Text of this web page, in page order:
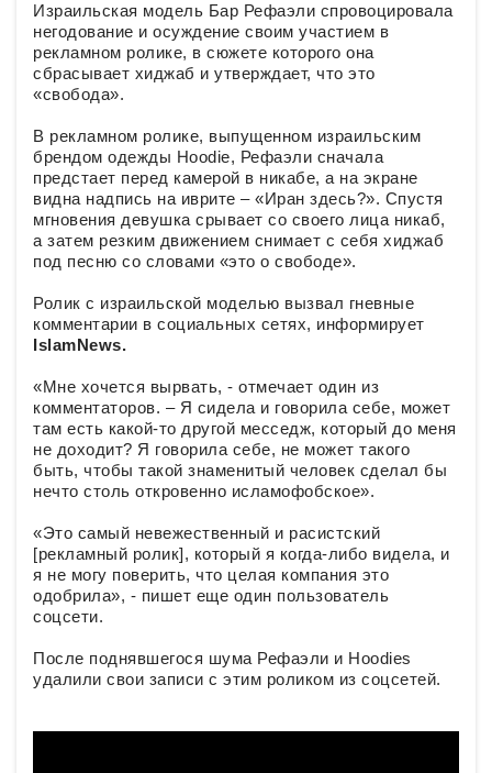
Израильская модель Бар Рефаэли спровоцировала
негодование и осуждение своим участием в
рекламном ролике, в сюжете которого она
сбрасывает хиджаб и утверждает, что это
«свобода».
В рекламном ролике, выпущенном израильским
брендом одежды Hoodie, Рефаэли сначала
предстает перед камерой в никабе, а на экране
видна надпись на иврите – «Иран здесь?». Спустя
мгновения девушка срывает со своего лица никаб,
а затем резким движением снимает с себя хиджаб
под песню со словами «это о свободе».
Ролик с израильской моделью вызвал гневные
комментарии в социальных сетях, информирует
IslamNews.
«Мне хочется вырвать, - отмечает один из
комментаторов. – Я сидела и говорила себе, может
там есть какой-то другой месседж, который до меня
не доходит? Я говорила себе, не может такого
быть, чтобы такой знаменитый человек сделал бы
нечто столь откровенно исламофобское».
«Это самый невежественный и расистский
[рекламный ролик], который я когда-либо видела, и
я не могу поверить, что целая компания это
одобрила», - пишет еще один пользователь
соцсети.
После поднявшегося шума Рефаэли и Hoodies
удалили свои записи с этим роликом из соцсетей.